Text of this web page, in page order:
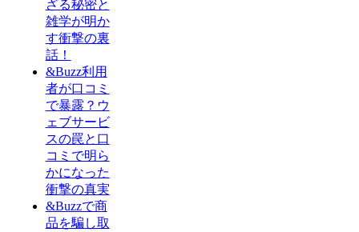
ざる秘密と
雑学が明か
す衝撃の裏
話！
&Buzz利用
者が口コミ
で暴露？ウ
ェブサービ
スの罠と口
コミで明ら
かになった
衝撃の真実
&Buzzで商
品を騙し取